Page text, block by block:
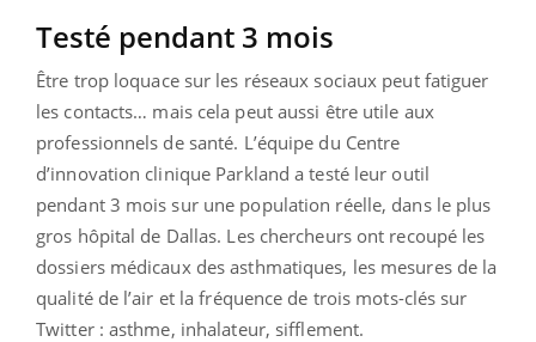
Testé pendant 3 mois
Être trop loquace sur les réseaux sociaux peut fatiguer
les contacts… mais cela peut aussi être utile aux
professionnels de santé. L’équipe du Centre
d’innovation clinique Parkland a testé leur outil
pendant 3 mois sur une population réelle, dans le plus
gros hôpital de Dallas. Les chercheurs ont recoupé les
dossiers médicaux des asthmatiques, les mesures de la
qualité de l’air et la fréquence de trois mots-clés sur
Twitter : asthme, inhalateur, sifflement.